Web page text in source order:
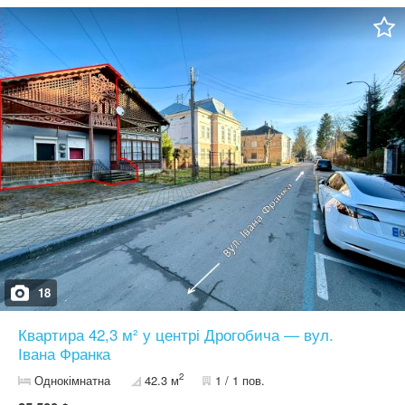
котел та батареї, зроблена гідроізоляція Інфраструктура:
закрита територія, гарно облаштований двір, дитячий майданчик,
паркомісце + місце під гараж Переваги: доглянута територія,
тихий район, поруч центр міста Якщо не працює київстар,
телефонуйте, будь ласка на вайбер, телеграм або вацап.
18
Квартира 42,3 м² у центрі Дрогобича — вул.
Івана Франка
Однокімнатна 42.3 м2 1 / 1 пов.